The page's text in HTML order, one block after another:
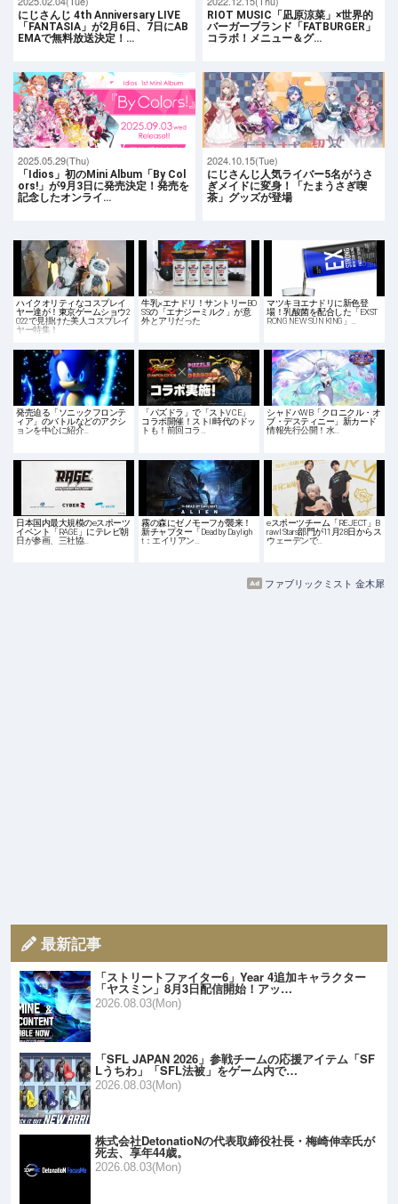
にじさんじ 4th Anniversary LIVE
「FANTASIA」が2月6日、7日にAB
EMAで無料放送決定！…
RIOT MUSIC「凪原涼菜」×世界的
バーガーブランド「FATBURGER」
コラボ！メニュー＆グ…
2025.05.29(Thu)
「Idios」初のMini Album「By Col
ors!」が9月3日に発売決定！発売を
記念したオンライ…
2024.10.15(Tue)
にじさんじ人気ライバー5名がうさ
ぎメイドに変身！「たまうさぎ喫
茶」グッズが登場
ハイクオリティなコスプレイ
ヤー達が！東京ゲームショウ2
022で見掛けた美人コスプレイ
ヤー特集！
牛乳×エナドリ！サントリーBO
SSの「エナジーミルク」が意
外とアリだった
マツキヨエナドリに新色登
場！乳酸菌を配合した「EXST
RONG NEW SUN KING」…
発売迫る「ソニックフロンテ
ィア」のバトルなどのアクシ
ョンを中心に紹介…
「パズドラ」で「ストV CE」
コラボ開催！ストII時代のドッ
トも！前回コラ…
シャドバWB「クロニクル・オ
ブ・デスティニー」新カード
情報先行公開！水…
日本国内最大規模のeスポーツ
イベント「RAGE」にテレビ朝
日が参画、三社協…
霧の森にゼノモーフが襲来！
新チャプター「Dead by Dayligh
t：エイリアン…
eスポーツチーム「REJECT」B
rawl Stars部門が11月28日からス
ウェーデンで…
ファブリックミスト 金木犀
最新記事
「ストリートファイター6」Year 4追加キャラクター
「ヤスミン」8月3日配信開始！アッ…
2026.08.03(Mon)
「SFL JAPAN 2026」参戦チームの応援アイテム「SF
Lうちわ」「SFL法被」をゲーム内で…
2026.08.03(Mon)
株式会社DetonatioNの代表取締役社長・梅崎伸幸氏が
死去、享年44歳。
2026.08.03(Mon)